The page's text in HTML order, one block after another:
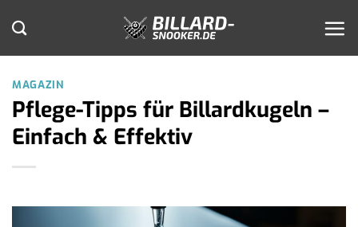
Inhalt
springen
MAGAZIN
Pflege-Tipps für Billardkugeln –
Einfach & Effektiv